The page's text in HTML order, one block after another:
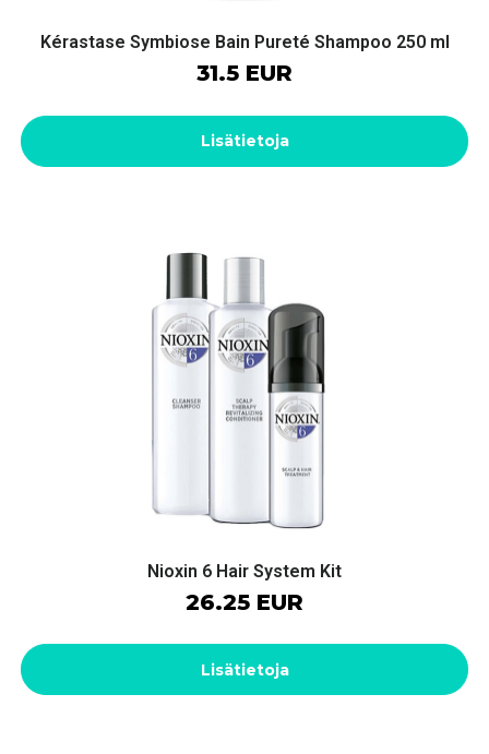
Kérastase Symbiose Bain Pureté Shampoo 250 ml
31.5 EUR
Lisätietoja
Nioxin 6 Hair System Kit
26.25 EUR
Lisätietoja